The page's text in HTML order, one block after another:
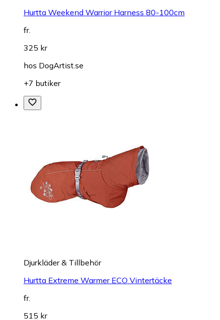
Hurtta Weekend Warrior Harness 80-100cm
fr.
325 kr
hos DogArtist.se
+7 butiker
Djurkläder & Tillbehör
Hurtta Extreme Warmer ECO Vintertäcke
fr.
515 kr